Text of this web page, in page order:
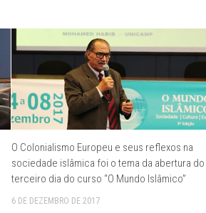
O Colonialismo Europeu e seus reflexos na
sociedade islâmica foi o tema da abertura do
terceiro dia do curso “O Mundo Islâmico”
6 DE DEZEMBRO DE 2017